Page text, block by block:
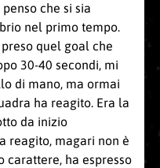
che si sia
nel primo tempo.
quel goal che
30-40 secondi, mi
di mano, ma ormai
ha reagito. Era la
da inizio
reagito, magari non è
carattere, ha espresso